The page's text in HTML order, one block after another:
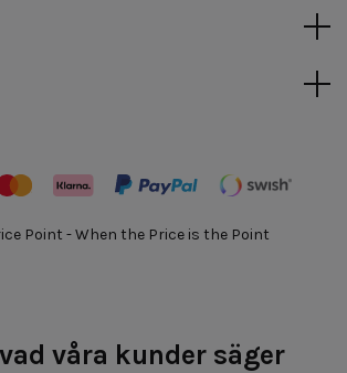
Point - When the Price is the Point
våra kunder säger